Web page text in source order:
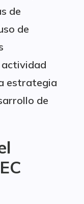
de
de
estrategia
de